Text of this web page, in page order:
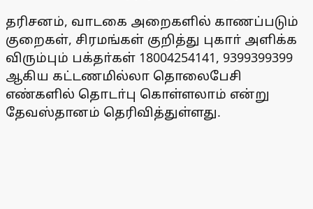
தரிசனம், வாடகை அறைகளில் காணப்படும்
குறைகள், சிரமங்கள் குறித்து புகாா் அளிக்க
விரும்பும் பக்தா்கள் 18004254141, 9399399399
ஆகிய கட்டணமில்லா தொலைபேசி
எண்களில் தொடா்பு கொள்ளலாம் என்று
தேவஸ்தானம் தெரிவித்துள்ளது.